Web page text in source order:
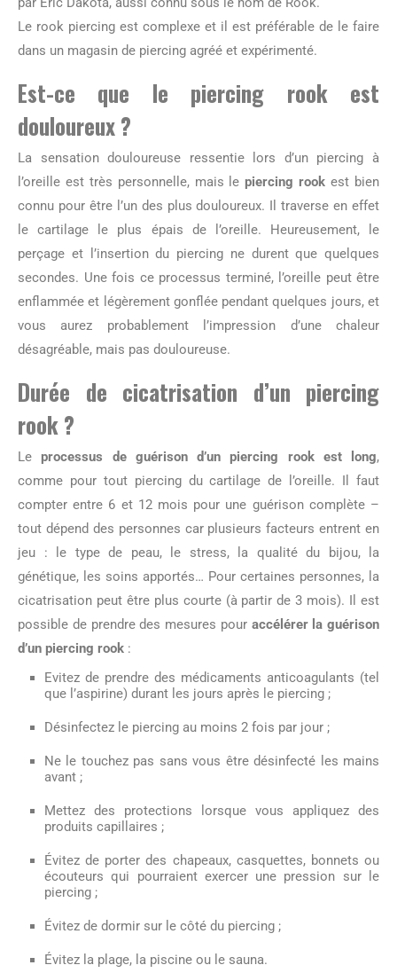
Le rook piercing est complexe et il est préférable de le faire
dans un magasin de piercing agréé et expérimenté.
Est-ce que le piercing rookest
douloureux ?
La sensation douloureuse ressentie lors d’un piercing à
l’oreille est très personnelle, mais lepiercing rook est bien
connu pour être l’un des plus douloureux. Il traverse en effet
le cartilage le plus épais de l’oreille. Heureusement, le
perçage et l’insertion du piercing ne durent que quelques
secondes. Une fois ce processus terminé, l’oreille peut être
enflammée et légèrement gonflée pendant quelques jours, et
vous aurez probablement l’impression d’une chaleur
désagréable, mais pas douloureuse.
Durée de cicatrisation d’un piercing
rook ?
Leprocessus de guérison d’un piercing rook est long,
comme pour tout piercing du cartilage de l’oreille. Il faut
compter entre 6 et 12 mois pour une guérison complète –
tout dépend des personnes car plusieurs facteurs entrent en
jeu : le type de peau, le stress, la qualité du bijou, la
génétique, les soins apportés… Pour certaines personnes, la
cicatrisation peut être plus courte (à partir de 3 mois). Il est
possible de prendre des mesures pour accélérer la guérison
d’un piercing rook :
Evitez de prendre des médicaments anticoagulants (tel
que l’aspirine) durant les jours après le piercing ;
Désinfectez le piercing au moins 2 fois par jour ;
Ne le touchez pas sans vous être désinfecté les mains
avant ;
Mettez des protections lorsque vous appliquez des
produits capillaires ;
Évitez de porter des chapeaux, casquettes, bonnets ou
écouteurs qui pourraient exercer une pression sur le
piercing ;
Évitez de dormir sur le côté du piercing ;
Évitez la plage, la piscine ou le sauna.